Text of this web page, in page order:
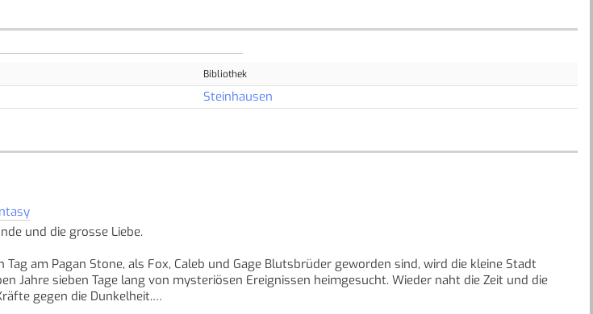
Bibliothek
Steinhausen
und die grosse Liebe.
Tag am Pagan Stone, als Fox, Caleb und Gage Blutsbrüder geworden sind, wird die kleine Stadt
Jahre sieben Tage lang von mysteriösen Ereignissen heimgesucht. Wieder naht die Zeit und die
gegen die Dunkelheit.